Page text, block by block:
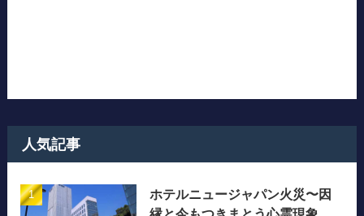
人気記事
ホテルニュージャパン火災〜因